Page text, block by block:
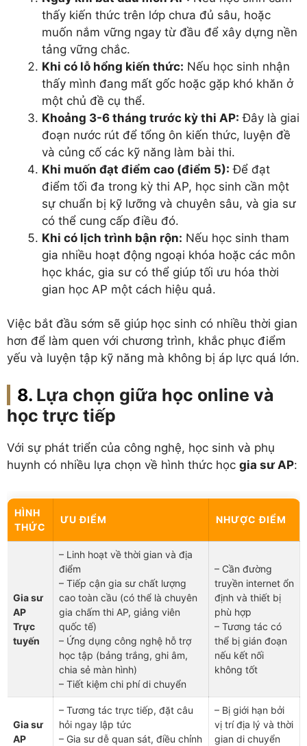
thấy kiến thức trên lớp chưa đủ sâu, hoặc
muốn nắm vững ngay từ đầu để xây dựng nền
tảng vững chắc.
Khi có lỗ hổng kiến thức: Nếu học sinh nhận
thấy mình đang mất gốc hoặc gặp khó khăn ở
một chủ đề cụ thể.
Khoảng 3-6 tháng trước kỳ thi AP: Đây là giai
đoạn nước rút để tổng ôn kiến thức, luyện đề
và củng cố các kỹ năng làm bài thi.
Khi muốn đạt điểm cao (điểm 5): Để đạt
điểm tối đa trong kỳ thi AP, học sinh cần một
sự chuẩn bị kỹ lưỡng và chuyên sâu, và gia sư
có thể cung cấp điều đó.
Khi có lịch trình bận rộn: Nếu học sinh tham
gia nhiều hoạt động ngoại khóa hoặc các môn
học khác, gia sư có thể giúp tối ưu hóa thời
gian học AP một cách hiệu quả.
Việc bắt đầu sớm sẽ giúp học sinh có nhiều thời gian
hơn để làm quen với chương trình, khắc phục điểm
yếu và luyện tập kỹ năng mà không bị áp lực quá lớn.
Lựa chọn giữa học online và
học trực tiếp
Với sự phát triển của công nghệ, học sinh và phụ
huynh có nhiều lựa chọn về hình thức học gia sư AP:
HÌNH
THỨC
ƯU ĐIỂM NHƯỢC ĐIỂM
Gia sư
AP
Trực
tuyến
– Linh hoạt về thời gian và địa
điểm
– Tiếp cận gia sư chất lượng
cao toàn cầu (có thể là chuyên
gia chấm thi AP, giảng viên
quốc tế)
– Ứng dụng công nghệ hỗ trợ
học tập (bảng trắng, ghi âm,
chia sẻ màn hình)
– Tiết kiệm chi phí di chuyển
– Cần đường
truyền internet ổn
định và thiết bị
phù hợp
– Tương tác có
thể bị gián đoạn
nếu kết nối
không tốt
Gia sư
AP
– Tương tác trực tiếp, đặt câu
hỏi ngay lập tức
– Gia sư dễ quan sát, điều chỉnh
– Bị giới hạn bởi
vị trí địa lý và thời
gian di chuyển